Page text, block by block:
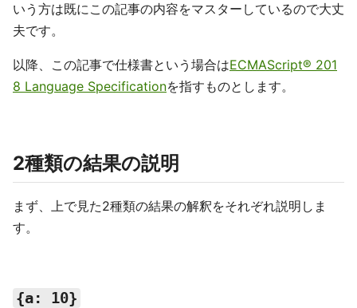
いう方は既にこの記事の内容をマスターしているので大丈
夫です。
以降、この記事で仕様書という場合はECMAScript® 201
8 Language Specificationを指すものとします。
2種類の結果の説明
まず、上で見た2種類の結果の解釈をそれぞれ説明しま
す。
{a: 10}